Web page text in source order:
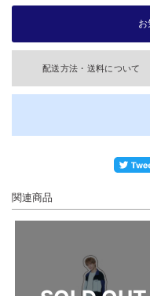
配送方法・送料について
関連商品